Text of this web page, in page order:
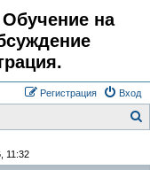
на
Вход
Регистрация
11:32